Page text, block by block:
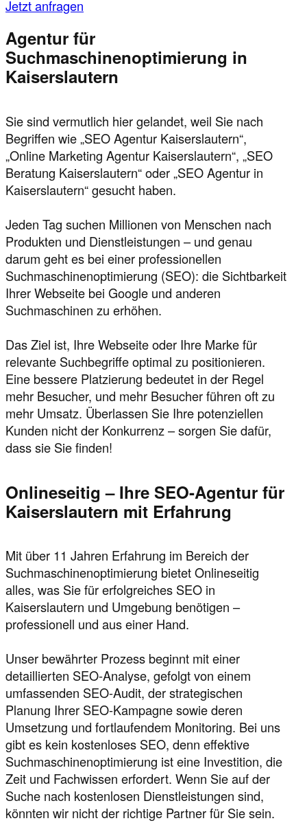
Jetzt anfragen
Agentur für
Suchmaschinenoptimierung in
Kaiserslautern
Sie sind vermutlich hier gelandet, weil Sie nach
Begriffen wie „SEO Agentur Kaiserslautern“,
„Online Marketing Agentur Kaiserslautern“, „SEO
Beratung Kaiserslautern“ oder „SEO Agentur in
Kaiserslautern“ gesucht haben.
Jeden Tag suchen Millionen von Menschen nach
Produkten und Dienstleistungen – und genau
darum geht es bei einer professionellen
Suchmaschinenoptimierung (SEO): die Sichtbarkeit
Ihrer Webseite bei Google und anderen
Suchmaschinen zu erhöhen.
Das Ziel ist, Ihre Webseite oder Ihre Marke für
relevante Suchbegriffe optimal zu positionieren.
Eine bessere Platzierung bedeutet in der Regel
mehr Besucher, und mehr Besucher führen oft zu
mehr Umsatz. Überlassen Sie Ihre potenziellen
Kunden nicht der Konkurrenz – sorgen Sie dafür,
dass sie Sie finden!
Onlineseitig – Ihre SEO-Agentur für
Kaiserslautern mit Erfahrung
Mit über 11 Jahren Erfahrung im Bereich der
Suchmaschinenoptimierung bietet Onlineseitig
alles, was Sie für erfolgreiches SEO in
Kaiserslautern und Umgebung benötigen –
professionell und aus einer Hand.
Unser bewährter Prozess beginnt mit einer
detaillierten SEO-Analyse, gefolgt von einem
umfassenden SEO-Audit, der strategischen
Planung Ihrer SEO-Kampagne sowie deren
Umsetzung und fortlaufendem Monitoring. Bei uns
gibt es kein kostenloses SEO, denn effektive
Suchmaschinenoptimierung ist eine Investition, die
Zeit und Fachwissen erfordert. Wenn Sie auf der
Suche nach kostenlosen Dienstleistungen sind,
könnten wir nicht der richtige Partner für Sie sein.